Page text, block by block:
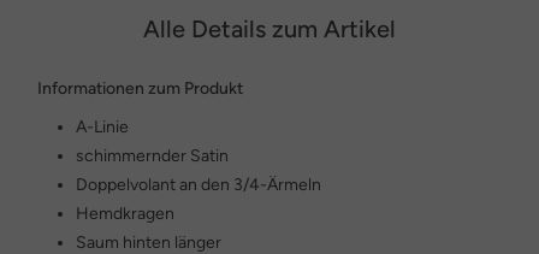
Alle Details zum Artikel
Informationen zum Produkt
A-Linie
schimmernder Satin
Doppelvolant an den 3/4-Ärmeln
Hemdkragen
Saum hinten länger